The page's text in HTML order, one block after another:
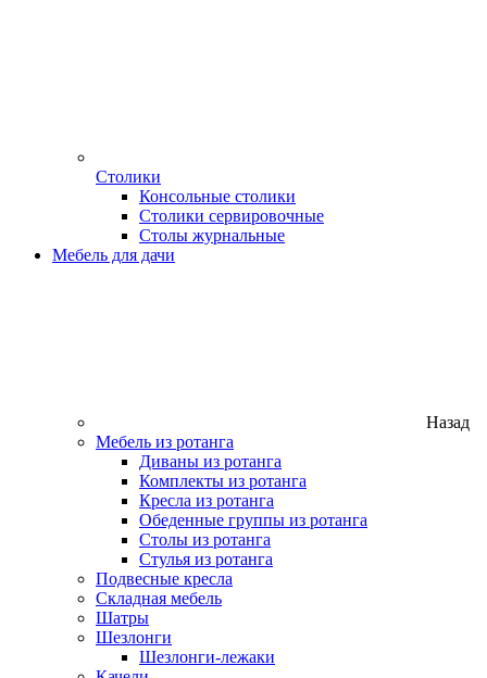
Столики
Консольные столики
Столики сервировочные
Столы журнальные
Мебель для дачи
Назад
Мебель из ротанга
Диваны из ротанга
Комплекты из ротанга
Кресла из ротанга
Обеденные группы из ротанга
Столы из ротанга
Стулья из ротанга
Подвесные кресла
Складная мебель
Шатры
Шезлонги
Шезлонги-лежаки